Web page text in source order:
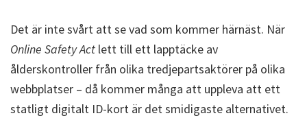
Det är inte svårt att se vad som kommer härnäst. När
Online Safety Act lett till ett lapptäcke av
ålderskontroller från olika tredjepartsaktörer på olika
webbplatser – då kommer många att uppleva att ett
statligt digitalt ID-kort är det smidigaste alternativet.